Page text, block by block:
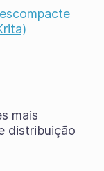
mais
distribuição